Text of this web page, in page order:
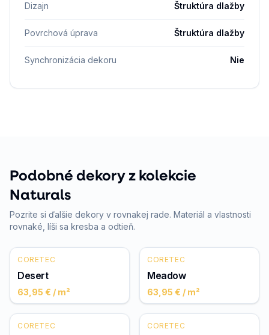
Dizajn Štruktúra dlažby
Povrchová úprava Štruktúra dlažby
Synchronizácia dekoru Nie
Podobné dekory z kolekcie
Naturals
Pozrite si ďalšie dekory v rovnakej rade. Materiál a vlastnosti
rovnaké, líši sa kresba a odtieň.
CORETEC
Desert
63,95 € / m²
CORETEC
Meadow
63,95 € / m²
CORETEC CORETEC